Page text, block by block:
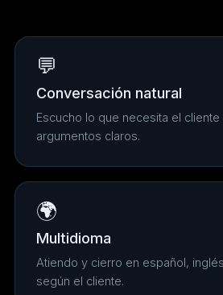
💬
Conversación natural
Escucho lo que necesita el
argumentos claros.
🌍
Multidioma
Atiendo y cierro en español,
según el cliente.